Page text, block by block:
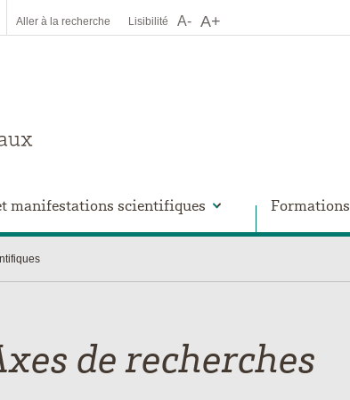
Aller à la recherche Lisibilité A- A+
manifestations scientifiques Formations
de recherches